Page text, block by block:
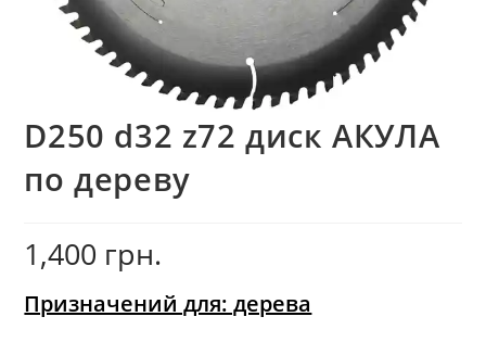
D250 d32 z72 диск АКУЛА
по дереву
1,400 грн.
Призначений для: дерева